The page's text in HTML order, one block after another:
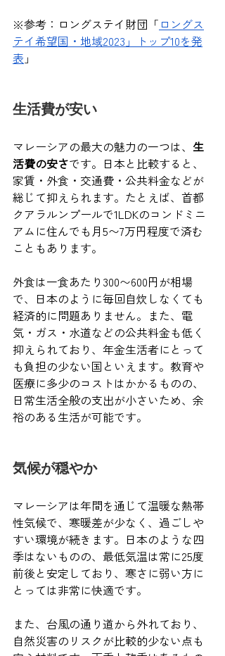
※参考：ロングステイ財団「 ロングス
テイ希望国・地域2023」トップ10を発
表 」
生活費が安い
マレーシアの最大の魅力の一つは、 生
活費の安さです。日本と比較すると、
家賃・外食・交通費・公共料金などが
総じて抑えられます。たとえば、首都
クアラルンプールで1LDKのコンドミニ
アムに住んでも月5〜7万円程度で済む
こともあります。
外食は一食あたり300〜600円が相場
で、日本のように毎回自炊しなくても
経済的に問題ありません。また、電
気・ガス・水道などの公共料金も低く
抑えられており、年金生活者にとって
も負担の少ない国といえます。教育や
医療に多少のコストはかかるものの、
日常生活全般の支出が小さいため、余
裕のある生活が可能です。
気候が穏やか
マレーシアは年間を通じて温暖な熱帯
性気候で、寒暖差が少なく、過ごしや
すい環境が続きます。日本のような四
季はないものの、最低気温は常に25度
前後と安定しており、寒さに弱い方に
とっては非常に快適です。
また、台風の通り道から外れており、
自然災害のリスクが比較的少ない点も